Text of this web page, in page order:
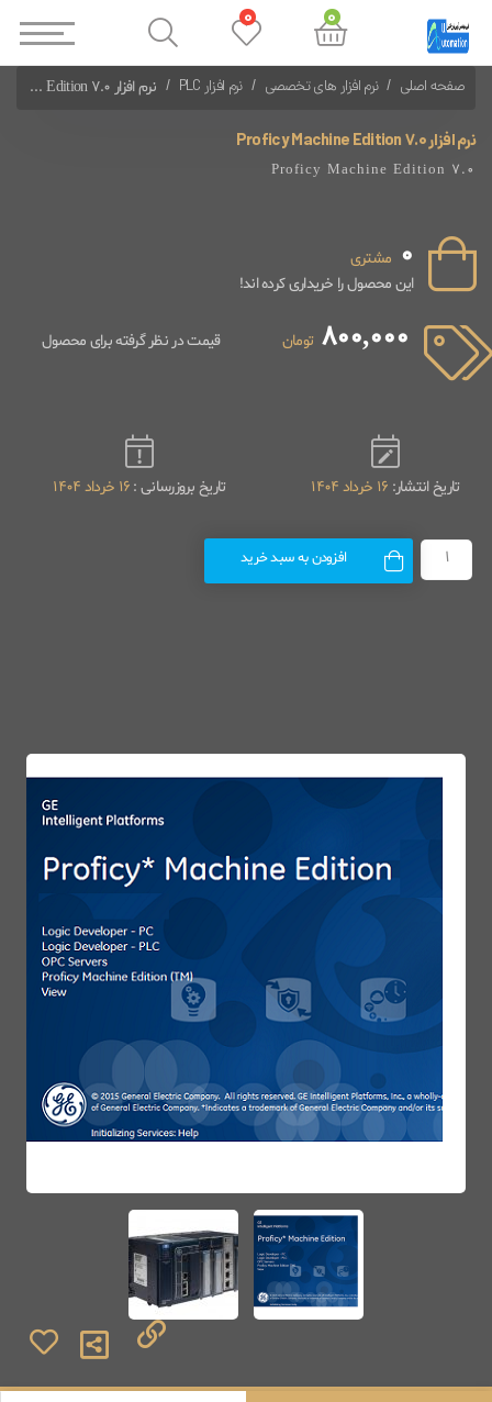
صفحه اصلی نرم افزار های تخصصی
نرم افزار PLC
نرم افزار های PLC FANUC
نرم افزار Proficy Machine Edition 7.0
نرم افزار Proficy Machine Edition 7.0
Proficy Machine Edition 7.0
0 مشتری
این محصول را خریداری کرده اند!
800,000 تومان قیمت در نظر گرفته برای محصول
تاریخ انتشار: 16 خرداد 1404 تاریخ بروزرسانی : 16 خرداد 1404
افزودن به سبد خرید
0
0